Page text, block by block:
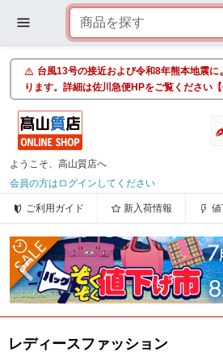
台風13号の接近および令和8年熊本地震
ります。詳細は佐川急便HPをご覧ください【
ようこそ、高山質店へ
会員の方はログインしてください
ご利用ガイド 新入荷情報 値
レディースファッション